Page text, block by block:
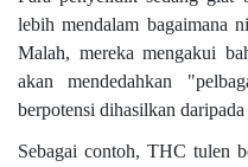
lebih mendalam bagaimana
Malah, mereka mengakui
akan mendedahkan
berpotensi dihasilkan
Sebagai contoh, THC tulen